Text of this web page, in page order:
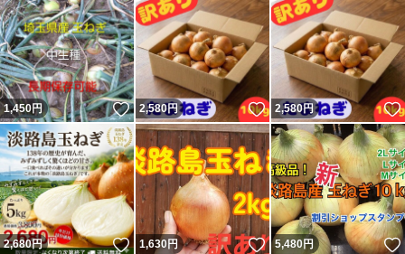
1,450円 いいね！
2,580円 いいね！
2,580円
2,680円 いいね！
1,630円 いいね！
5,480円